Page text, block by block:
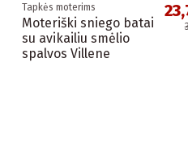
Tapkės moterims
Moteriški sniego batai
su avikailiu smėlio
spalvos Villene